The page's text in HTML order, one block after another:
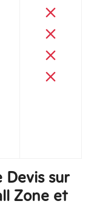
Devis sur
Zone et